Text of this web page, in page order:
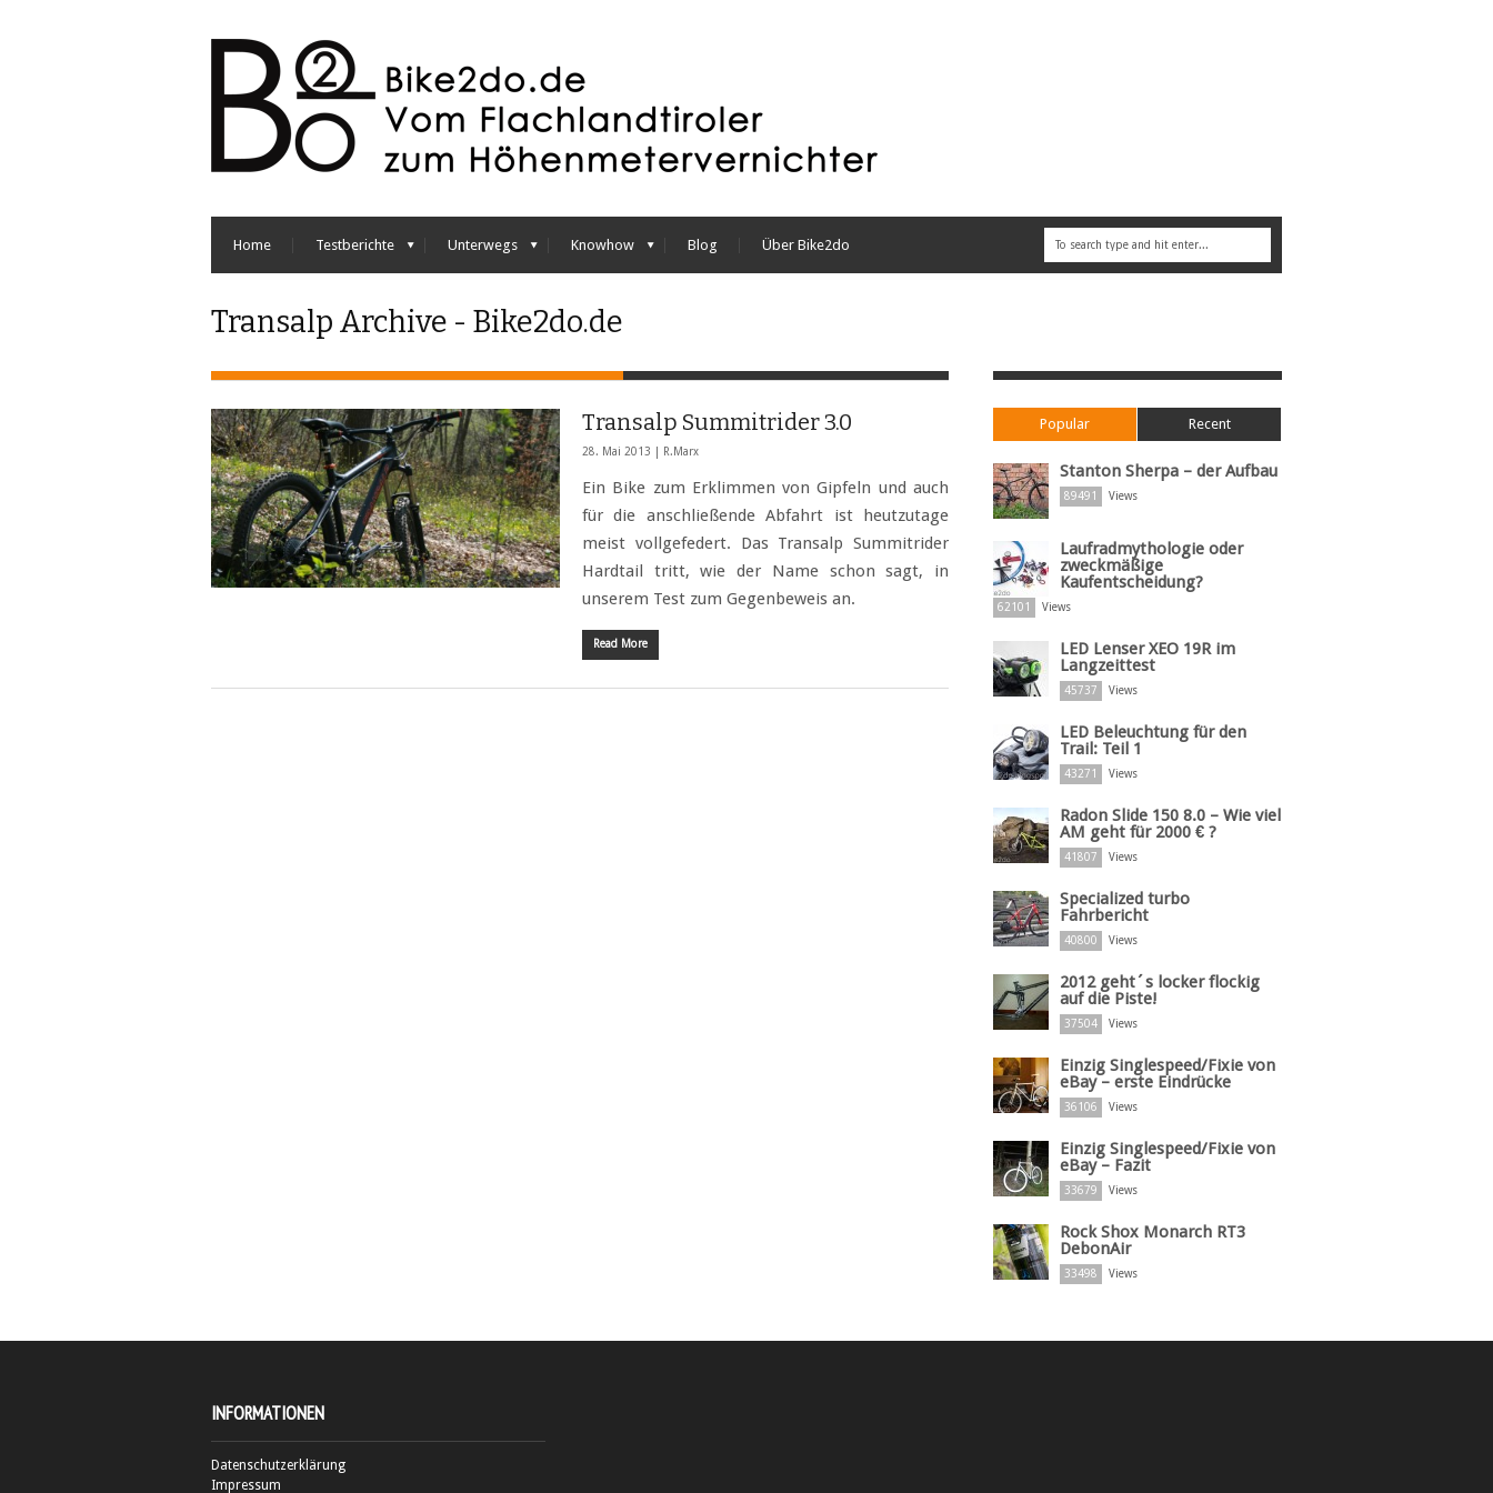
Home Testberichte Unterwegs Knowhow Blog Über Bike2do
Transalp Archive - Bike2do.de
Transalp Summitrider 3.0
28. Mai 2013 | R.Marx
Ein Bike zum Erklimmen von Gipfeln und auch
für die anschließende Abfahrt ist heutzutage
meist vollgefedert. Das Transalp Summitrider
Hardtail tritt, wie der Name schon sagt, in
unserem Test zum Gegenbeweis an.
Read More
Popular Recent
Stanton Sherpa – der Aufbau
89491 Views
Laufradmythologie oder
zweckmäßige
Kaufentscheidung?
62101 Views
LED Lenser XEO 19R im
Langzeittest
45737 Views
LED Beleuchtung für den
Trail: Teil 1
43271 Views
Radon Slide 150 8.0 – Wie viel
AM geht für 2000 € ?
41807 Views
Specialized turbo
Fahrbericht
40800 Views
2012 geht´s locker flockig
auf die Piste!
37504 Views
Einzig Singlespeed/Fixie von
eBay – erste Eindrücke
36106 Views
Einzig Singlespeed/Fixie von
eBay – Fazit
33679 Views
Rock Shox Monarch RT3
DebonAir
33498 Views
INFORMATIONEN
Datenschutzerklärung
Impressum